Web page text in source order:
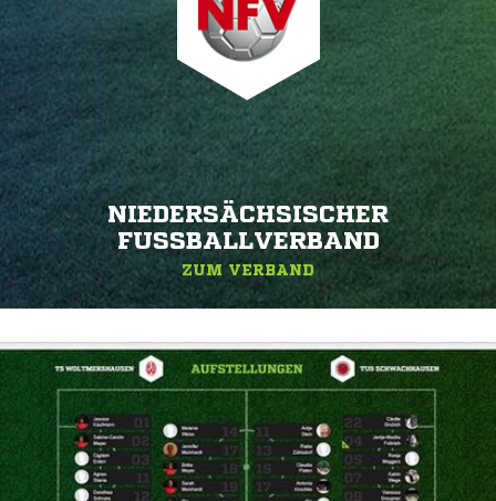
NIEDERSÄCHSISCHER
FUSSBALLVERBAND
ZUM VERBAND